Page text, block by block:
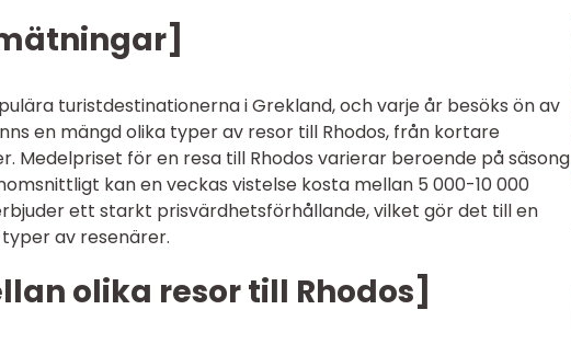
turistdestinationerna i Grekland, och varje år besöks ön av
en mängd olika typer av resor till Rhodos, från kortare
Medelpriset för en resa till Rhodos varierar beroende på säsong
kan en veckas vistelse kosta mellan 5 000-10 000
ett starkt prisvärdhetsförhållande, vilket gör det till en
av resenärer.
olika resor till Rhodos]